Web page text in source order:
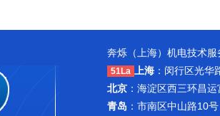
奔烁（上海）机电技术
51La 上海 ：闵行区光
北京 ：海淀区西三环
青岛 ：市南区中山